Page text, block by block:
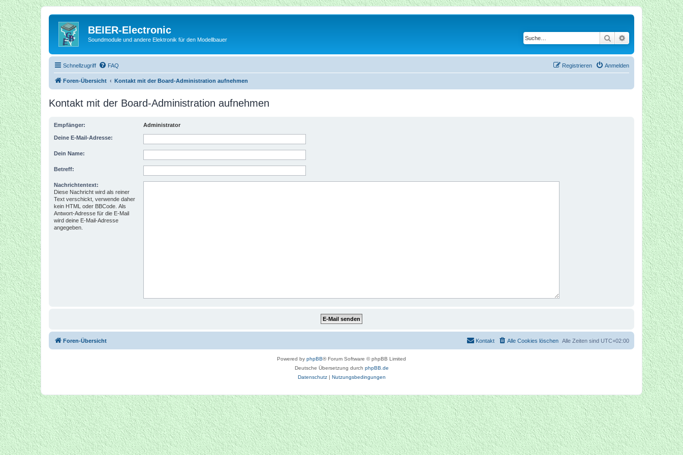
BEIER-Electronic
Soundmodule und andere Elektronik für den Modellbauer Suche Erweiterte Suche
Schnellzugriff FAQ Anmelden
Registrieren
Foren-Übersicht Kontakt mit der Board-Administration aufnehmen
Kontakt mit der Board-Administration aufnehmen
Empfänger: Administrator
Deine E-Mail-Adresse:
Dein Name:
Betreff:
Nachrichtentext:
Diese Nachricht wird als reiner
Text verschickt, verwende daher
kein HTML oder BBCode. Als
Antwort-Adresse für die E-Mail
wird deine E-Mail-Adresse
angegeben.
Foren-Übersicht Alle Zeiten sind UTC+02:00
Alle Cookies löschen
Kontakt
Powered by phpBB® Forum Software © phpBB Limited
Deutsche Übersetzung durch phpBB.de
Datenschutz| Nutzungsbedingungen